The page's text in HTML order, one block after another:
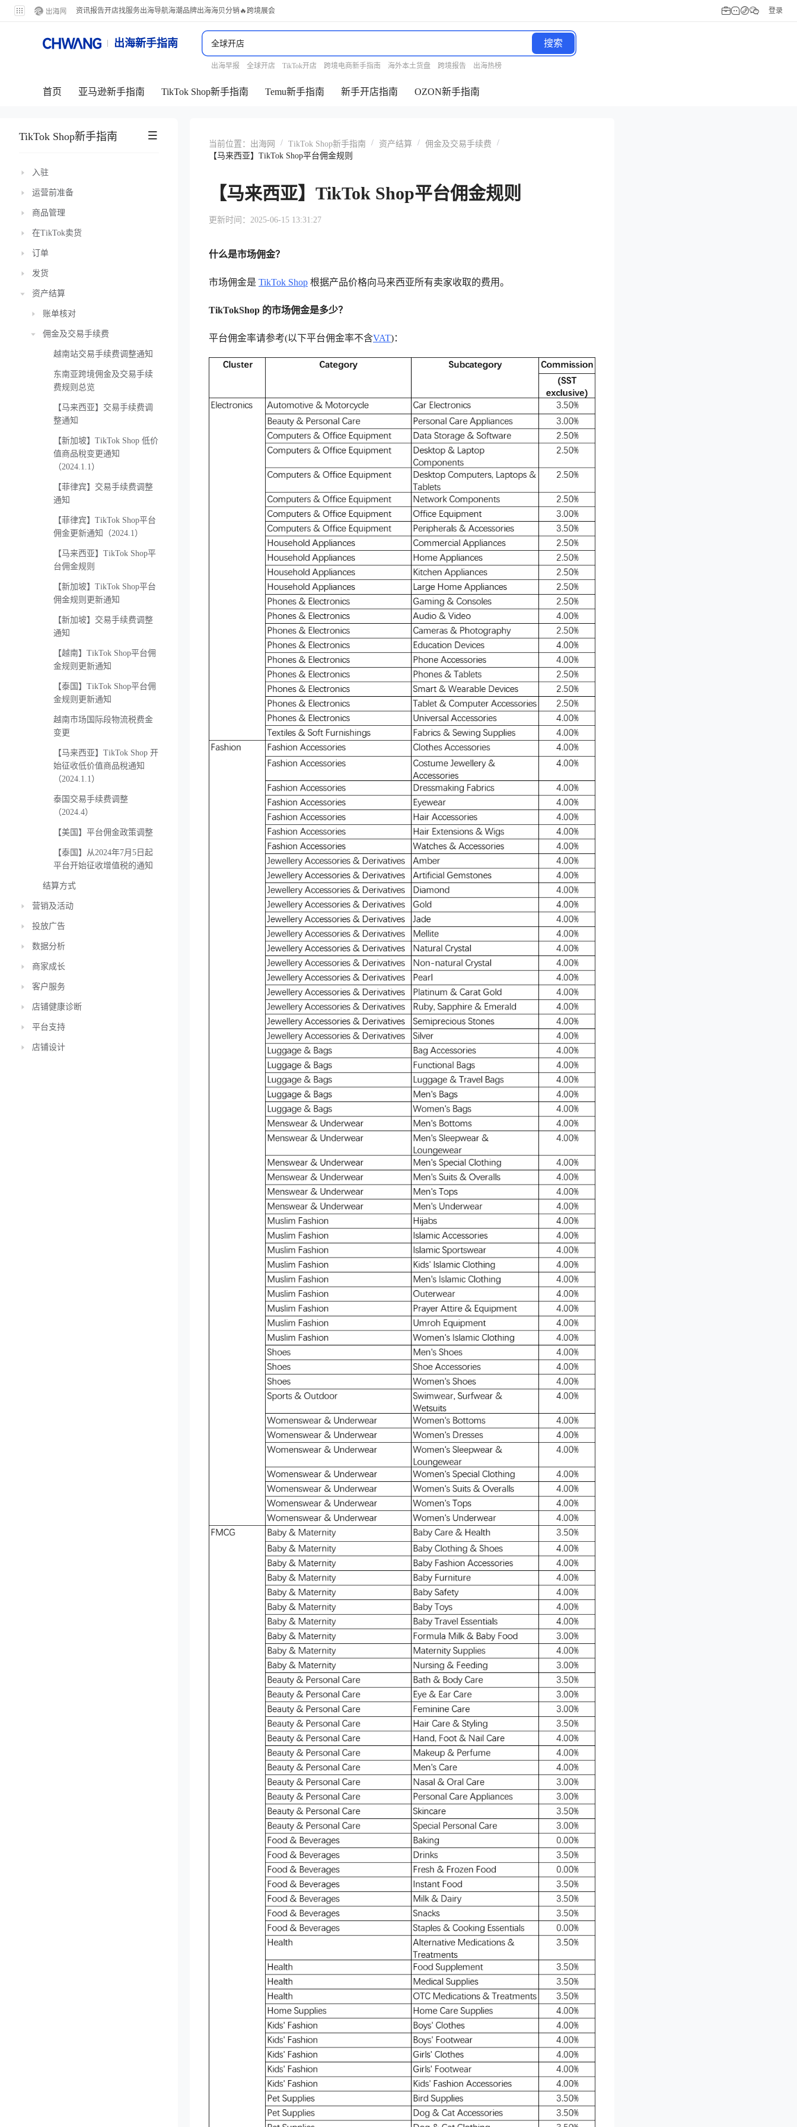
资讯报告开店找服务出海导航海潮品牌出海海贝分销 🔥跨境展会 登录
出海新手指南 搜索
出海早报 全球开店 TikTok开店 跨境电商新手指南 海外本土货盘 跨境报告 出海热榜
首页 亚马逊新手指南 TikTok Shop新手指南 Temu新手指南 新手开店指南 OZON新手指南
TikTok Shop新手指南
入驻
运营前准备
商品管理
在TikTok卖货
订单
发货
资产结算
账单核对
佣金及交易手续费
越南站交易手续费调整通知
东南亚跨境佣金及交易手续
费规则总览
【马来西亚】交易手续费调
整通知
【新加坡】TikTok Shop 低价
值商品稅变更通知
（2024.1.1）
【菲律宾】交易手续费调整
通知
【菲律宾】TikTok Shop平台
佣金更新通知（2024.1）
【马来西亚】TikTok Shop平
台佣金规则
【新加坡】TikTok Shop平台
佣金规则更新通知
【新加坡】交易手续费调整
通知
【越南】TikTok Shop平台佣
金规则更新通知
【泰国】TikTok Shop平台佣
金规则更新通知
越南市场国际段物流税费金
变更
【马来西亚】TikTok Shop 开
始征收低价值商品稅通知
（2024.1.1）
泰国交易手续费调整
（2024.4）
【美国】平台佣金政策调整
【泰国】从2024年7月5日起
平台开始征收增值税的通知
结算方式
营销及活动
投放广告
数据分析
商家成长
客户服务
店铺健康诊断
平台支持
店铺设计
当前位置： 出海网 / TikTok Shop新手指南 / 资产结算 / 佣金及交易手续费
/
【马来西亚】TikTok Shop平台佣金规则
【马来西亚】TikTok Shop平台佣金规则
更新时间：2025-06-15 13:31:27
什么是市场佣金？
市场佣金是 TikTok Shop 根据产品价格向马来西亚所有卖家收取的费用。
TikTokShop 的市场佣金是多少？
平台佣金率请参考(以下平台佣金率不含VAT)：